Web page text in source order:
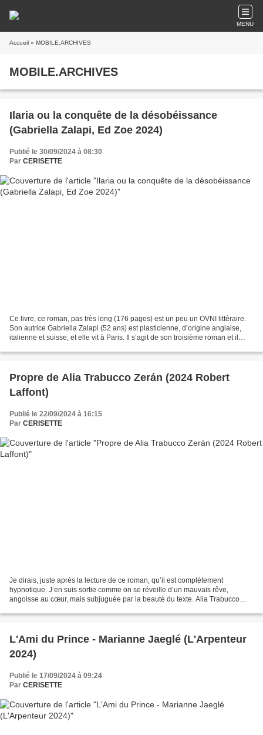
MENU
Accueil » MOBILE.ARCHIVES
MOBILE.ARCHIVES
Ilaria ou la conquête de la désobéissance
(Gabriella Zalapi, Ed Zoe 2024)
Publié le 30/09/2024 à 08:30
Par CERISETTE
Ce livre, ce roman, pas très long (176 pages) est un peu un OVNI littéraire.
Son autrice Gabriella Zalapi (52 ans) est plasticienne, d’origine anglaise,
italienne et suisse, et elle vit à Paris. Il s’agit de son troisième roman et il
Propre de Alia Trabucco Zerán (2024 Robert
Laffont)
Publié le 22/09/2024 à 16:15
Par CERISETTE
Je dirais, juste après la lecture de ce roman, qu’il est complètement
hypnotique. J’en suis sortie comme on se réveille d’un mauvais rêve,
angoisse au cœur, mais subjuguée par la beauté du texte. Alia Trabucco
L'Ami du Prince - Marianne Jaeglé (L'Arpenteur
2024)
Publié le 17/09/2024 à 09:24
Par CERISETTE